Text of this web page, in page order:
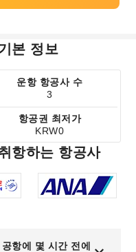
본 정보
운항 항공사 수
3
항공권 최저가
KRW0
항하는 항공사
항에 몇 시간 전에